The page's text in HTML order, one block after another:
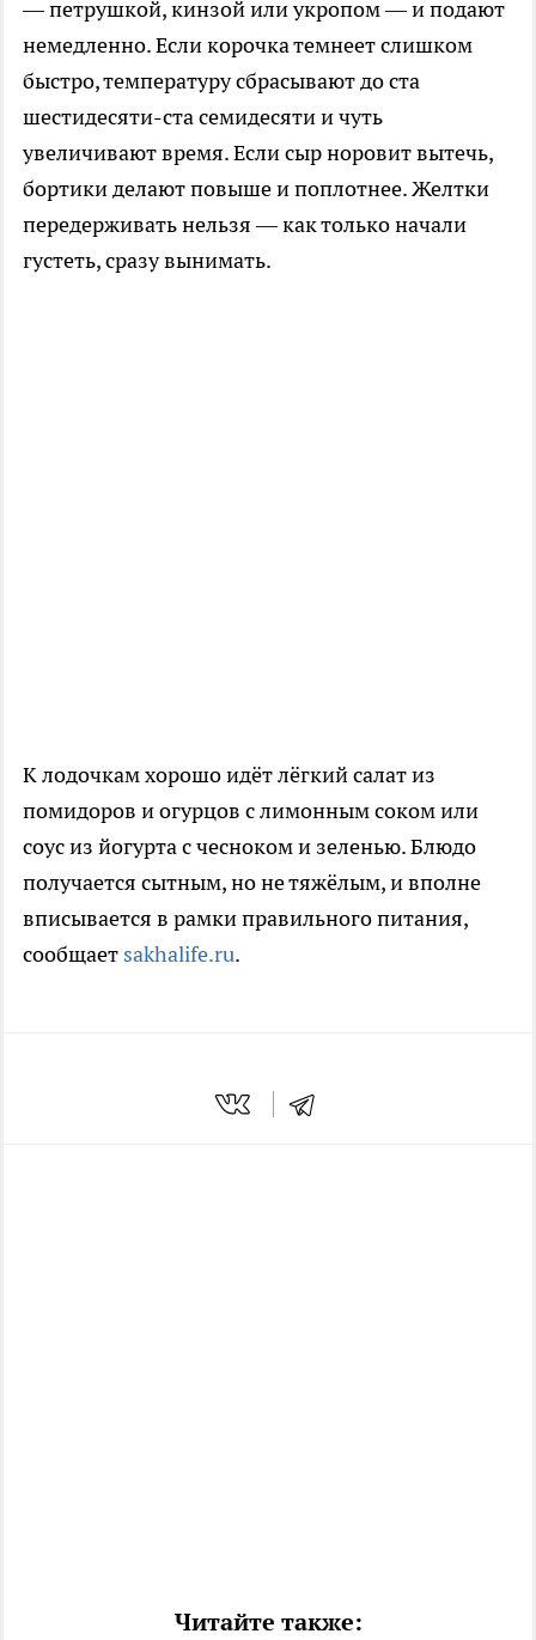
— петрушкой, кинзой или укропом — и подают
немедленно. Если корочка темнеет слишком
быстро, температуру сбрасывают до ста
шестидесяти-ста семидесяти и чуть
увеличивают время. Если сыр норовит вытечь,
бортики делают повыше и поплотнее. Желтки
передерживать нельзя — как только начали
густеть, сразу вынимать.
К лодочкам хорошо идёт лёгкий салат из
помидоров и огурцов с лимонным соком или
соус из йогурта с чесноком и зеленью. Блюдо
получается сытным, но не тяжёлым, и вполне
вписывается в рамки правильного питания,
сообщает sakhalife.ru.
Читайте также: